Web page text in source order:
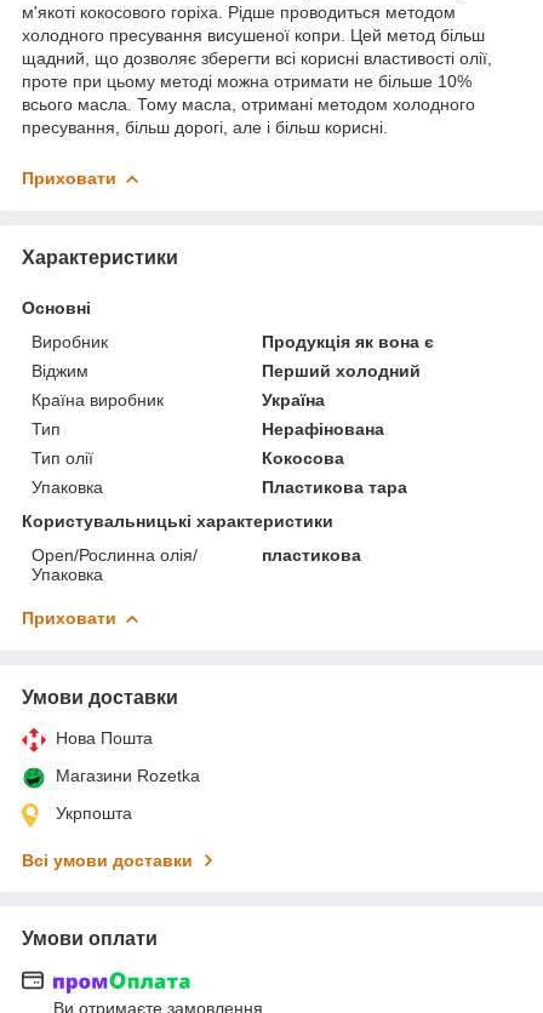
м'якоті кокосового горіха. Рідше проводиться методом
холодного пресування висушеної копри. Цей метод більш
щадний, що дозволяє зберегти всі корисні властивості олії,
проте при цьому методі можна отримати не більше 10%
всього масла. Тому масла, отримані методом холодного
пресування, більш дорогі, але і більш корисні.
Приховати
Характеристики
Основні
Виробник
Продукція як вона є
Віджим
Перший холодний
Країна виробник
Україна
Тип
Нерафінована
Тип олії
Кокосова
Упаковка
Пластикова тара
Користувальницькі характеристики
Open/Рослинна олія/
Упаковка
пластикова
Приховати
Умови доставки
Нова Пошта
Магазини Rozetka
Укрпошта
Всі умови доставки
Умови оплати
Ви отримаєте замовлення